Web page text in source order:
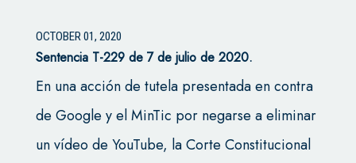
OCTOBER 01, 2020
Sentencia T-229 de 7 de julio de 2020.
En una acción de tutela presentada en contra
de Google y el MinTic por negarse a eliminar
un vídeo de YouTube, la Corte Constitucional